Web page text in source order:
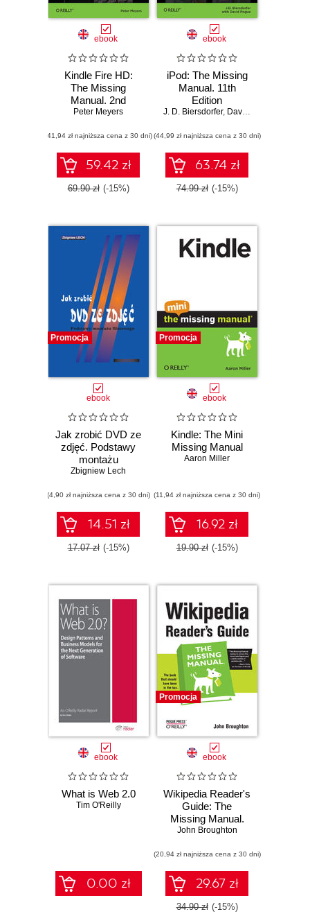
ebook
Kindle Fire HD:
The Missing
Manual. 2nd
Edition
Peter Meyers
(41,94 zł najniższa cena z 30 dni)
59.42 zł
69.90 zł (-15%)
ebook
iPod: The Missing
Manual. 11th
Edition
J. D. Biersdorfer, David Pogue
(44,99 zł najniższa cena z 30 dni)
63.74 zł
74.99 zł (-15%)
Promocja
ebook
Jak zrobić DVD ze
zdjęć. Podstawy
montażu
filmowego
Zbigniew Lech
(4,90 zł najniższa cena z 30 dni)
14.51 zł
17.07 zł (-15%)
Promocja
ebook
Kindle: The Mini
Missing Manual
Aaron Miller
(11,94 zł najniższa cena z 30 dni)
16.92 zł
19.90 zł (-15%)
ebook
What is Web 2.0
Tim O'Reilly
0.00 zł
Promocja
ebook
Wikipedia Reader's
Guide: The
Missing Manual.
The Missing
John Broughton
(20,94 zł najniższa cena z 30 dni)
29.67 zł
34.90 zł (-15%)